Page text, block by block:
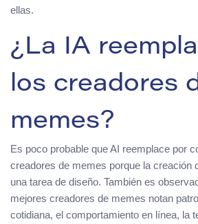
ellas.
¿La IA
los creadores
memes?
Es poco probable que AI reemplace por
creadores de memes porque la creación
una tarea de diseño. También es
mejores creadores de memes notan
cotidiana, el comportamiento en línea, la